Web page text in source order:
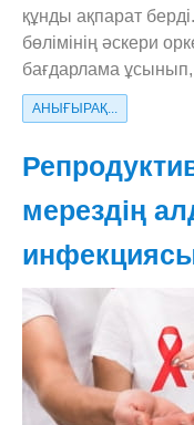
құнды ақпарат
бөлімінің әскери
бағдарлама
АНЫҒЫРАҚ...
мерездің